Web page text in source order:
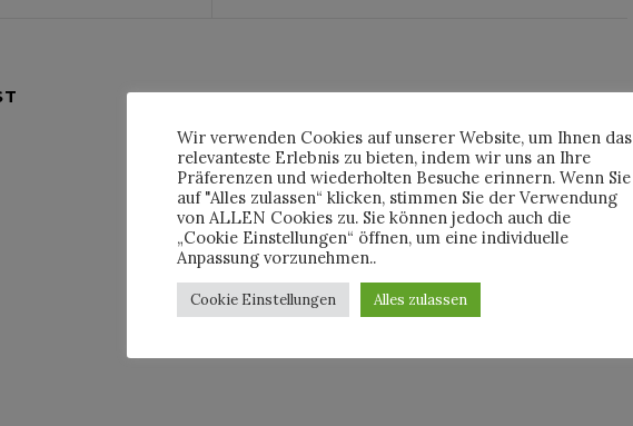
Wir verwenden Cookies auf unserer Website, um Ihnen das
relevanteste Erlebnis zu bieten, indem wir uns an Ihre
Präferenzen und wiederholten Besuche erinnern. Wenn Sie
auf "Alles zulassen“ klicken, stimmen Sie der Verwendung
von ALLEN Cookies zu. Sie können jedoch auch die
„Cookie Einstellungen“ öffnen, um eine individuelle
Anpassung vorzunehmen..
Cookie Einstellungen Alles zulassen